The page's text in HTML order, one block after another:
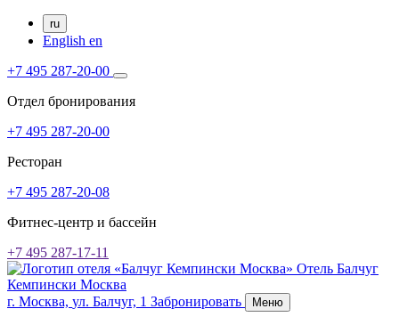
ru
English en
+7 495 287-20-00
Отдел бронирования
+7 495 287-20-00
Ресторан
+7 495 287-20-08
Фитнес-центр и бассейн
+7 495 287-17-11
Отель Балчуг
Кемпински Москва
г. Москва, ул. Балчуг, 1 Забронировать Меню